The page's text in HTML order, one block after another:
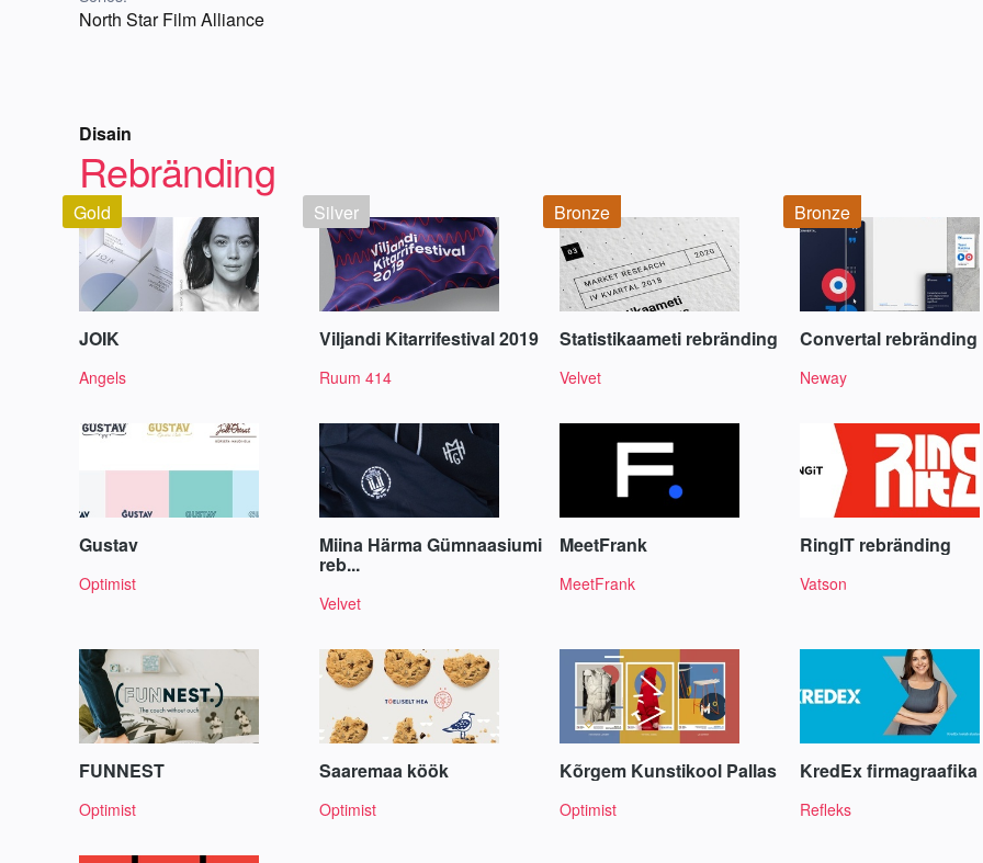
North Star Film Alliance
Disain
Rebränding
JOIK
Angels
Gold
Viljandi Kitarrifestival 2019
Ruum 414
Silver
Statistikaameti rebränding
Velvet
Bronze
Convertal rebränding
Neway
Bronze
Gustav
Optimist
Miina Härma Gümnaasiumi
reb...
Velvet
MeetFrank
MeetFrank
RingIT rebränding
Vatson
FUNNEST
Optimist
Saaremaa köök
Optimist
Kõrgem Kunstikool Pallas
Optimist
KredEx firmagraafika
Refleks